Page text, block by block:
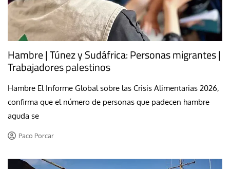
Hambre | Túnez y Sudáfrica: Personas migrantes |
Trabajadores palestinos
Hambre El Informe Global sobre las Crisis Alimentarias 2026,
confirma que el número de personas que padecen hambre
aguda se
Paco Porcar